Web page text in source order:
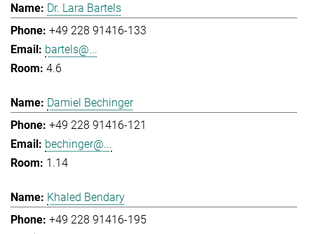
Dr. Lara Bartels
+49 228 91416-133
bartels@...
4.6
Damiel Bechinger
+49 228 91416-121
bechinger@...
1.14
Khaled Bendary
+49 228 91416-195